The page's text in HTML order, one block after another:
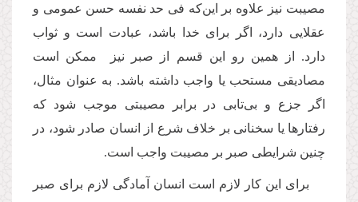
مصیبت نیز علاوه بر این‌كه فی حد نفسه حسن عمومی و
عقلایی دارد، اگر برای خدا باشد، عبادت است و ثواب
دارد. از همین رو این قسم از صبر نیز ممكن است
مصادیقی مستحب یا واجب داشته باشد. به عنوان مثال،
اگر جزع و بی‌تابی در برابر مصیبتی موجب شود كه
رفتارها یا سخنانی بر خلاف شرع از انسان صادر شود، در
چنین شرایطی صبر بر مصیبت واجب است.
برای این كار لازم است انسان آمادگی لازم برای صبر